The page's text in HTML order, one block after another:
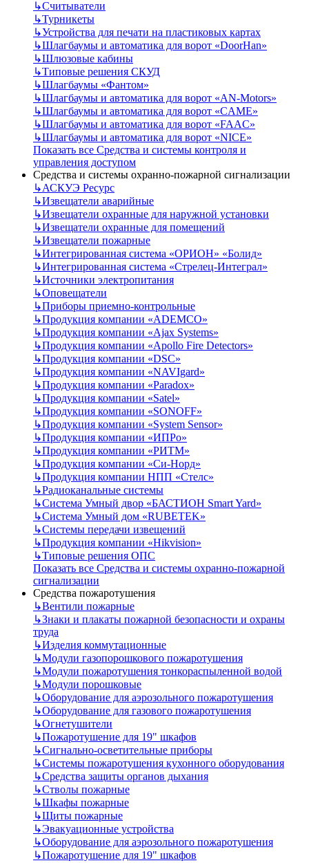
↳Считыватели
↳Турникеты
↳Устройства для печати на пластиковых картах
↳Шлагбаумы и автоматика для ворот «DoorHan»
↳Шлюзовые кабины
↳Типовые решения СКУД
↳Шлагбаумы «Фантом»
↳Шлагбаумы и автоматика для ворот «AN-Motors»
↳Шлагбаумы и автоматика для ворот «CAME»
↳Шлагбаумы и автоматика для ворот «FAAC»
↳Шлагбаумы и автоматика для ворот «NICE»
Показать все Средства и системы контроля и
управления доступом
Средства и системы охранно-пожарной сигнализации
↳АСКУЭ Ресурс
↳Извещатели аварийные
↳Извещатели охранные для наружной установки
↳Извещатели охранные для помещений
↳Извещатели пожарные
↳Интегрированная система «ОРИОН» «Болид»
↳Интегрированная система «Стрелец-Интеграл»
↳Источники электропитания
↳Оповещатели
↳Приборы приемно-контрольные
↳Продукция компании «ADEMCO»
↳Продукция компании «Ajax Systems»
↳Продукция компании «Apollo Fire Detectors»
↳Продукция компании «DSC»
↳Продукция компании «NAVIgard»
↳Продукция компании «Paradox»
↳Продукция компании «Satel»
↳Продукция компании «SONOFF»
↳Продукция компании «System Sensor»
↳Продукция компании «ИПРо»
↳Продукция компании «РИТМ»
↳Продукция компании «Си-Норд»
↳Продукция компании НПП «Стелс»
↳Радиоканальные системы
↳Система Умный двор «БАСТИОН Smart Yard»
↳Система Умный дом «RUBETEK»
↳Системы передачи извещений
↳Продукция компании «Hikvision»
↳Типовые решения ОПС
Показать все Средства и системы охранно-пожарной
сигнализации
Средства пожаротушения
↳Вентили пожарные
↳Знаки и плакаты пожарной безопасности и охраны
труда
↳Изделия коммутационные
↳Модули газопорошкового пожаротушения
↳Модули пожаротушения тонкораспыленной водой
↳Модули порошковые
↳Оборудование для аэрозольного пожаротушения
↳Оборудование для газового пожаротушения
↳Огнетушители
↳Пожаротушение для 19" шкафов
↳Сигнально-осветительные приборы
↳Системы пожаротушения кухонного оборудования
↳Средства защиты органов дыхания
↳Стволы пожарные
↳Шкафы пожарные
↳Щиты пожарные
↳Эвакуационные устройства
↳Оборудование для аэрозольного пожаротушения
↳Пожаротушение для 19" шкафов